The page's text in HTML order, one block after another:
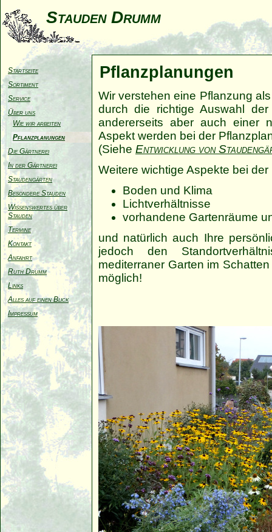
Stauden Drumm
Startseite
Sortiment
Service
Über uns
Wie wir arbeiten
Pflanzplanungen
Die Gärtnerei
In der Gärtnerei
Staudengärten
Besondere Stauden
Wissenswertes über
Stauden
Termine
Kontakt
Anfahrt
Ruth Drumm
Links
Alles auf einen Blick
Impressum
Pflanzplanungen
Wir verstehen eine Pflanzung
durch die richtige Auswahl
andererseits aber auch einer
Aspekt werden bei der
(Siehe Entwicklung von
Weitere wichtige Aspekte bei
Boden und Klima
Lichtverhältnisse
vorhandene Gartenräume
und natürlich auch Ihre
jedoch den
mediterraner Garten im
möglich!